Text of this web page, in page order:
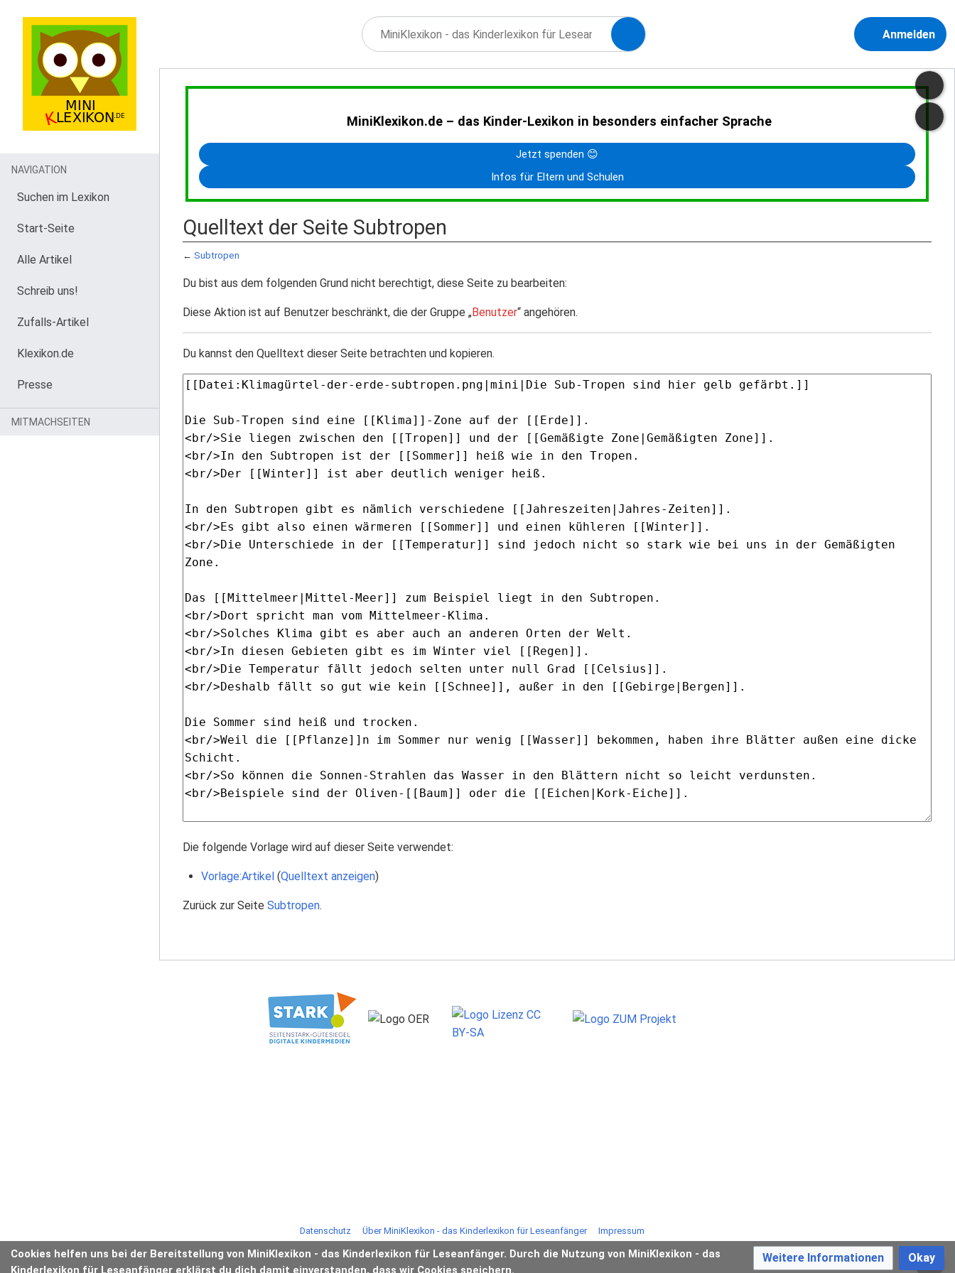
Anmelden
MiniKlexikon.de – das Kinder-Lexikon in besonders einfacher Sprache
Jetzt spenden 😊
Infos für Eltern und Schulen
Quelltext der Seite Subtropen
← Subtropen
Du bist aus dem folgenden Grund nicht berechtigt, diese Seite zu bearbeiten:
Diese Aktion ist auf Benutzer beschränkt, die der Gruppe „Benutzer“ angehören.
Du kannst den Quelltext dieser Seite betrachten und kopieren.
Die folgende Vorlage wird auf dieser Seite verwendet:
Vorlage:Artikel (Quelltext anzeigen)
Zurück zur Seite Subtropen.
Cookies helfen uns bei der Bereitstellung von MiniKlexikon - das Kinderlexikon für Leseanfänger. Durch die Nutzung von MiniKlexikon - das
Kinderlexikon für Leseanfänger erklärst du dich damit einverstanden, dass wir Cookies speichern.
Weitere Informationen Okay
NAVIGATION
Suchen im Lexikon
Start-Seite
Alle Artikel
Schreib uns!
Zufalls-Artikel
Klexikon.de
Presse
MITMACHSEITEN
Datenschutz Über MiniKlexikon - das Kinderlexikon für Leseanfänger Impressum